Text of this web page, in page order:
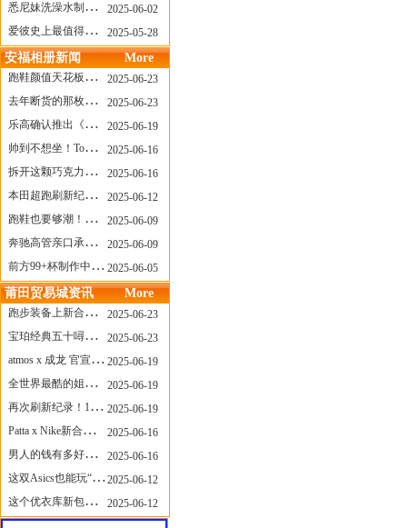
悉尼妹洗澡水制成肥皂开启售卖！男粉：这肥皂能吃吗？
2025-06-02
爱彼史上最值得看的大展！揭秘150年传奇制表背后
2025-05-28
安福相册新闻 More
跑鞋颜值天花板？日常也能帅一脸
2025-06-23
去年断货的那枚表， CASIO指环表又要发售了
2025-06-23
乐高确认推出《哥斯拉》积木，这设计也太酷了！
2025-06-19
帅到不想坐！Tom Sachs x Helinox 这把露营椅太炸了
2025-06-16
拆开这颗巧克力，居然是皮卡丘？
2025-06-16
本田超跑刷新纪录了！700万元成交价
2025-06-12
跑鞋也要够潮！昂跑 x Slam Jam 联名即将发售
2025-06-09
奔驰高管亲口承认：电动G级，完全失败了！
2025-06-09
前方99+杯制作中！「爷爷不泡茶」苹果狗、桃桃喵，今夏顶流潮饮！
2025-06-05
莆田贸易城资讯 More
跑步装备上新合集，最近有什么可以关注的呢？
2025-06-23
宝珀经典五十噚家族再添新员 适配所有腕围的38mm小表径腕表亮相
2025-06-23
atmos x 成龙 官宣，《警察故事》联名短袖公布！
2025-06-19
全世界最酷的姐姐，和Nike联名的鞋要来了！
2025-06-19
再次刷新纪录！14只 LABUBU 共拍出240万元
2025-06-19
Patta x Nike新合作提前泄露，这次的服饰周边也有亮点？
2025-06-16
男人的钱有多好赚？四个大学生创业卖短裤，年销8个亿！
2025-06-16
这双Asics也能玩“牛仔感”？TOGA联名即将登场！
2025-06-12
这个优衣库新包，能火起来吗？
2025-06-12